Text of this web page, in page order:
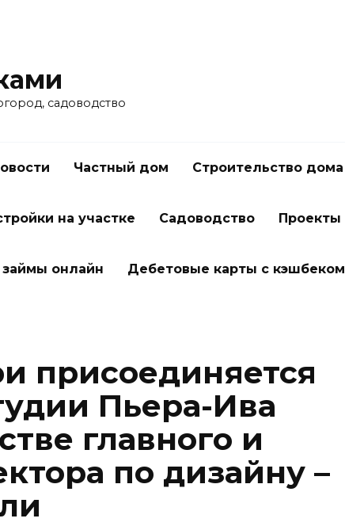
садоводство
Частный дом Строительство дома
на участке Садоводство Проекты
онлайн Дебетовые карты с кэшбеком
присоединяется
Пьера-Ива
главного и
по дизайну –